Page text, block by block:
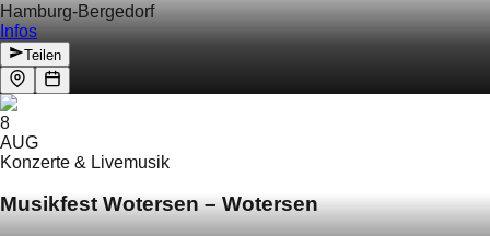
Hamburg-Bergedorf
Infos
Teilen
8
AUG
Konzerte & Livemusik
Musikfest Wotersen – Wotersen